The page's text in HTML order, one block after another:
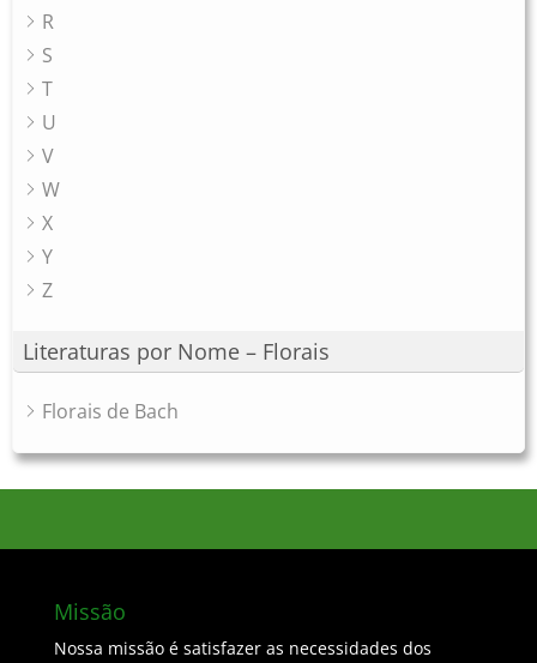
R
S
T
U
V
W
X
Y
Z
Literaturas por Nome – Florais
Florais de Bach
Missão
Nossa missão é satisfazer as necessidades dos